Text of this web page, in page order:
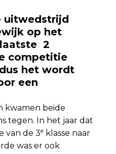
uitwedstrijd
op het
2
competitie
het wordt
een
kwamen beide
tegen. In het jaar dat
van de 3eklasse naar
was er ook